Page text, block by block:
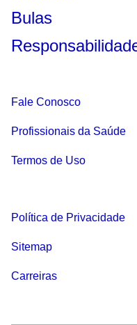
Bulas
Fale Conosco
Profissionais da Saúde
Termos de Uso
Política de Privacidade
Sitemap
Carreiras